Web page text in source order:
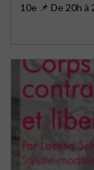
10e 📌 De 20h à